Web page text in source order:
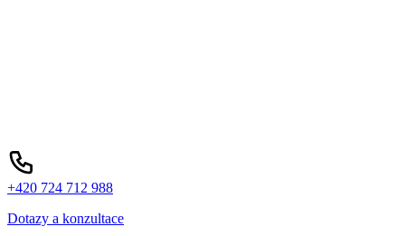
+420 724 712 988
Dotazy a konzultace